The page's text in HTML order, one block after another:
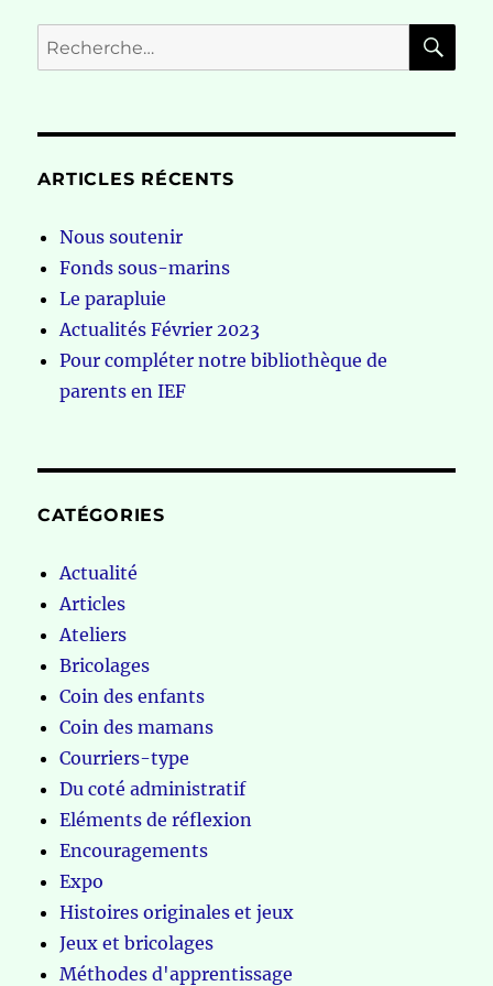
Recherche
pour :
ARTICLES RÉCENTS
Nous soutenir
Fonds sous-marins
Le parapluie
Actualités Février 2023
Pour compléter notre bibliothèque de
parents en IEF
CATÉGORIES
Actualité
Articles
Ateliers
Bricolages
Coin des enfants
Coin des mamans
Courriers-type
Du coté administratif
Eléments de réflexion
Encouragements
Expo
Histoires originales et jeux
Jeux et bricolages
Méthodes d'apprentissage